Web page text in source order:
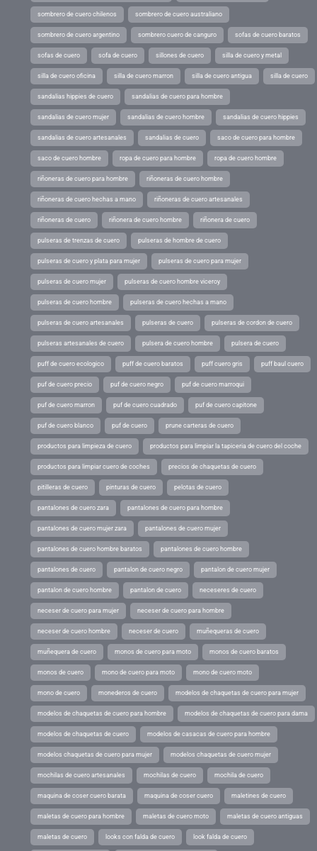
sombrero de cuero chilenos sombrero de cuero australiano
sombrero de cuero argentino sombrero cuero de canguro sofas de cuero baratos
sofas de cuero sofa de cuero sillones de cuero silla de cuero y metal
silla de cuero oficina silla de cuero marron silla de cuero antigua silla de cuero
sandalias hippies de cuero sandalias de cuero para hombre
sandalias de cuero mujer sandalias de cuero hombre sandalias de cuero hippies
sandalias de cuero artesanales sandalias de cuero saco de cuero para hombre
saco de cuero hombre ropa de cuero para hombre ropa de cuero hombre
riñoneras de cuero para hombre riñoneras de cuero hombre
riñoneras de cuero hechas a mano riñoneras de cuero artesanales
riñoneras de cuero riñonera de cuero hombre riñonera de cuero
pulseras de trenzas de cuero pulseras de hombre de cuero
pulseras de cuero y plata para mujer pulseras de cuero para mujer
pulseras de cuero mujer pulseras de cuero hombre viceroy
pulseras de cuero hombre pulseras de cuero hechas a mano
pulseras de cuero artesanales pulseras de cuero pulseras de cordon de cuero
pulseras artesanales de cuero pulsera de cuero hombre pulsera de cuero
puff de cuero ecologico puff de cuero baratos puff cuero gris puff baul cuero
puf de cuero precio puf de cuero negro puf de cuero marroqui
puf de cuero marron puf de cuero cuadrado puf de cuero capitone
puf de cuero blanco puf de cuero prune carteras de cuero
productos para limpieza de cuero productos para limpiar la tapiceria de cuero del coche
productos para limpiar cuero de coches precios de chaquetas de cuero
pitilleras de cuero pinturas de cuero pelotas de cuero
pantalones de cuero zara pantalones de cuero para hombre
pantalones de cuero mujer zara pantalones de cuero mujer
pantalones de cuero hombre baratos pantalones de cuero hombre
pantalones de cuero pantalon de cuero negro pantalon de cuero mujer
pantalon de cuero hombre pantalon de cuero neceseres de cuero
neceser de cuero para mujer neceser de cuero para hombre
neceser de cuero hombre neceser de cuero muñequeras de cuero
muñequera de cuero monos de cuero para moto monos de cuero baratos
monos de cuero mono de cuero para moto mono de cuero moto
mono de cuero monederos de cuero modelos de chaquetas de cuero para mujer
modelos de chaquetas de cuero para hombre modelos de chaquetas de cuero para dama
modelos de chaquetas de cuero modelos de casacas de cuero para hombre
modelos chaquetas de cuero para mujer modelos chaquetas de cuero mujer
mochilas de cuero artesanales mochilas de cuero mochila de cuero
maquina de coser cuero barata maquina de coser cuero maletines de cuero
maletas de cuero para hombre maletas de cuero moto maletas de cuero antiguas
maletas de cuero looks con falda de cuero look falda de cuero